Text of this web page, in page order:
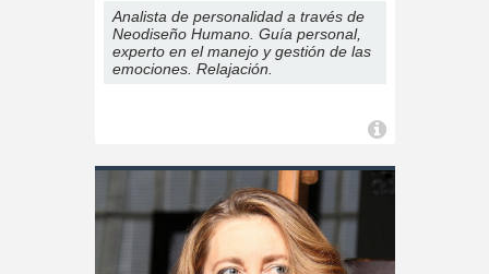
Analista de personalidad a través de
Neodiseño Humano. Guía personal,
experto en el manejo y gestión de las
emociones. Relajación.